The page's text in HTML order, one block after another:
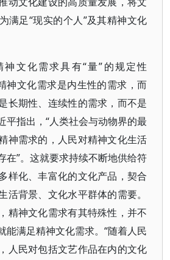
满足“现实的个人”及其精神文化
神文化需求具有“量”的规定性
神文化需求是内生性的需求，而
长期性、连续性的需求，而不是
平指出，“人类社会与动物界的最
神需求的，人民对精神文化生活
在”。这就要求持续不断地供给符
样化、丰富化的文化产品，契合
活背景、文化水平群体的需要。
精神文化需求有其特殊性，并不
能满足精神文化需求。“随着人民
人民对包括文艺作品在内的文化